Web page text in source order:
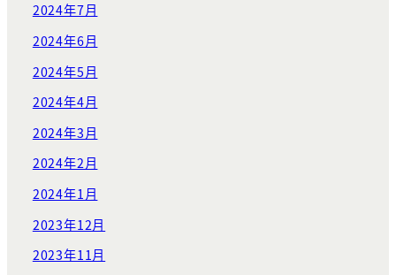
2024年7月
2024年6月
2024年5月
2024年4月
2024年3月
2024年2月
2024年1月
2023年12月
2023年11月